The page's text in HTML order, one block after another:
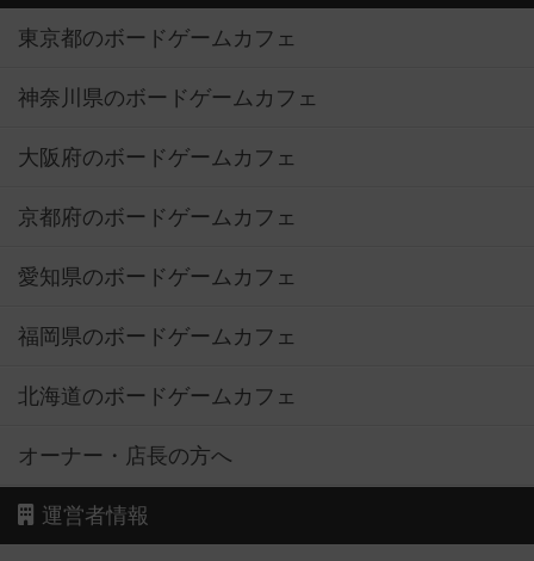
東京都のボードゲームカフェ
神奈川県のボードゲームカフェ
大阪府のボードゲームカフェ
京都府のボードゲームカフェ
愛知県のボードゲームカフェ
福岡県のボードゲームカフェ
北海道のボードゲームカフェ
オーナー・店長の方へ
運営者情報